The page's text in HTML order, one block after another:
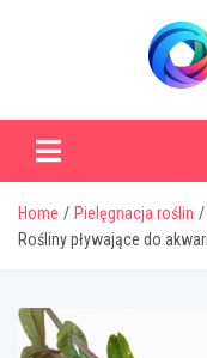
Home
Pielęgnacja roślin
Rośliny pływające do